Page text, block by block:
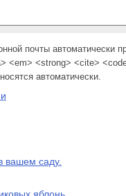
почты автоматически
<em> <strong> <cite>
автоматически.
вашем саду.
яблонь